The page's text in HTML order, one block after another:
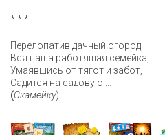
* * *
Перелопатив дачный огород,
Вся наша работящая семейка,
Умаявшись от тягот и забот,
Садится на садовую ...
(Скамейку).